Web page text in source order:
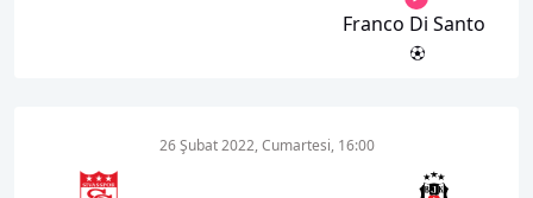
Franco Di Santo
26 Şubat 2022, Cumartesi, 16:00